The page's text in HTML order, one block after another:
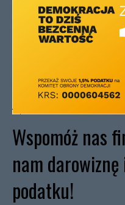
Wspomóż nas
nam
podatku!